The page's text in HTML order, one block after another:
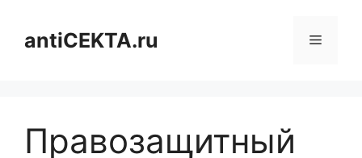
содержимому
antiCEKTA.ru Меню
Правозащитный